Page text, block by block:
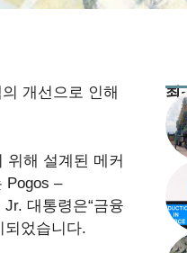
개선으로 인해
위해 설계된 메커
Pogos –
대통령은“금융
되었습니다.
최